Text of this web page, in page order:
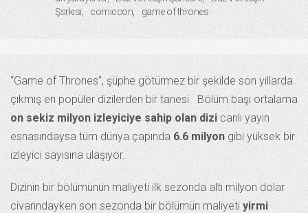
Şsrkısı
comiccon game of thrones
“Game of Thrones”, şüphe götürmez bir şekilde son yıllarda
çıkmış en popüler dizilerden bir tanesi. Bölüm başı ortalama
on sekiz milyon izleyiciye sahip olan dizi canlı yayın
esnasındaysa tüm dünya çapında 6.6 milyon gibi yüksek bir
izleyici sayısına ulaşıyor.
Dizinin bir bölümünün maliyeti ilk sezonda altı milyon dolar
civarındayken son sezonda bir bölümün maliyeti yirmi